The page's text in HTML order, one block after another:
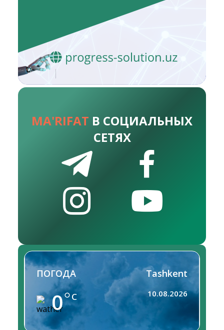
MA'RIFAT В СОЦИАЛЬНЫХ
СЕТЯХ
ПОГОДА
0 C
Tashkent
10.08.2026